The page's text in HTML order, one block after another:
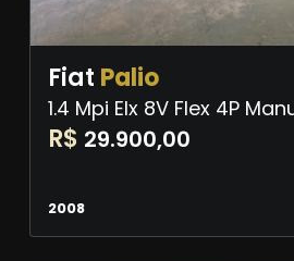
Fiat Palio
1.4 Mpi Elx 8V Flex 4P
R$ 29.900,00
2008